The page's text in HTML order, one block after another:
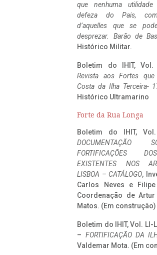
que nenhuma
defeza do Pais, com
d’aquelles que se
desprezar. Barão de
Histórico Militar.
Boletim do IHIT,
Revista aos Fortes
Costa da Ilha Terceira-
Histórico Ultramarino
Forte da Rua Longa
Boletim do IHIT,
DOCUMENTAÇÃO
FORTIFICAÇÕES
EXISTENTES NOS
LISBOA – CATÁLOGO,
Carlos Neves e
Coordenação de
Matos. (Em construção)
Boletim do IHIT, Vol. LI-
– FORTIFICAÇÃO DA
Valdemar Mota. (Em